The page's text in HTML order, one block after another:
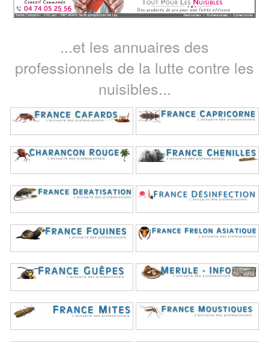
...et les annuaires des
professionnels de la lutte contre les
nuisibles...